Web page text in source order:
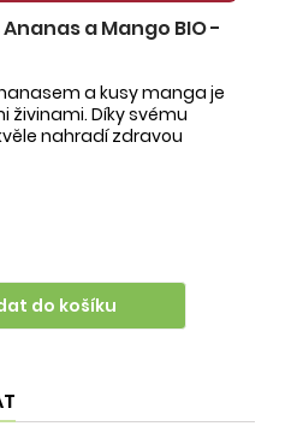
a Mango BIO -
a kusy manga je
živinami. Díky svému
nahradí zdravou
do košíku